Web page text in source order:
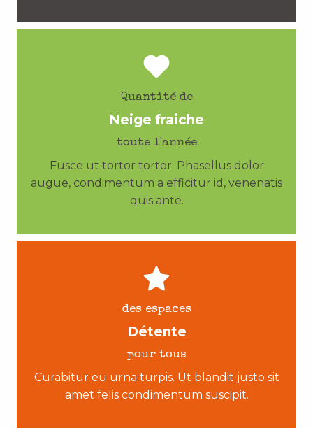
Quantité de
Neige fraiche
toute l'année
Fusce ut tortor tortor. Phasellus dolor
augue, condimentum a efficitur id, venenatis
quis ante.
des espaces
Détente
pour tous
Curabitur eu urna turpis. Ut blandit justo sit
amet felis condimentum suscipit.